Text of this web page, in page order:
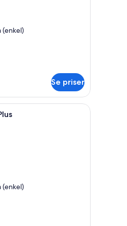
(enkel)
Se priser
gardiner.
hotellrum med en säng, ett skrivbord,
(enkel)